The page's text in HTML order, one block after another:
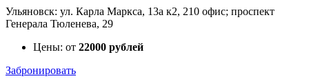
Ульяновск: ул. Карла Маркса, 13а к2, 210 офис; проспект
Генерала Тюленева, 29
Цены: от 22000 рублей
Забронировать